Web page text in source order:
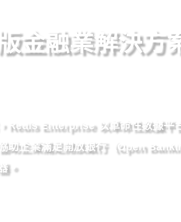
金融業解決方
Redis Enterprise 以革命性數據
助企業滿足開放銀行（Open
。